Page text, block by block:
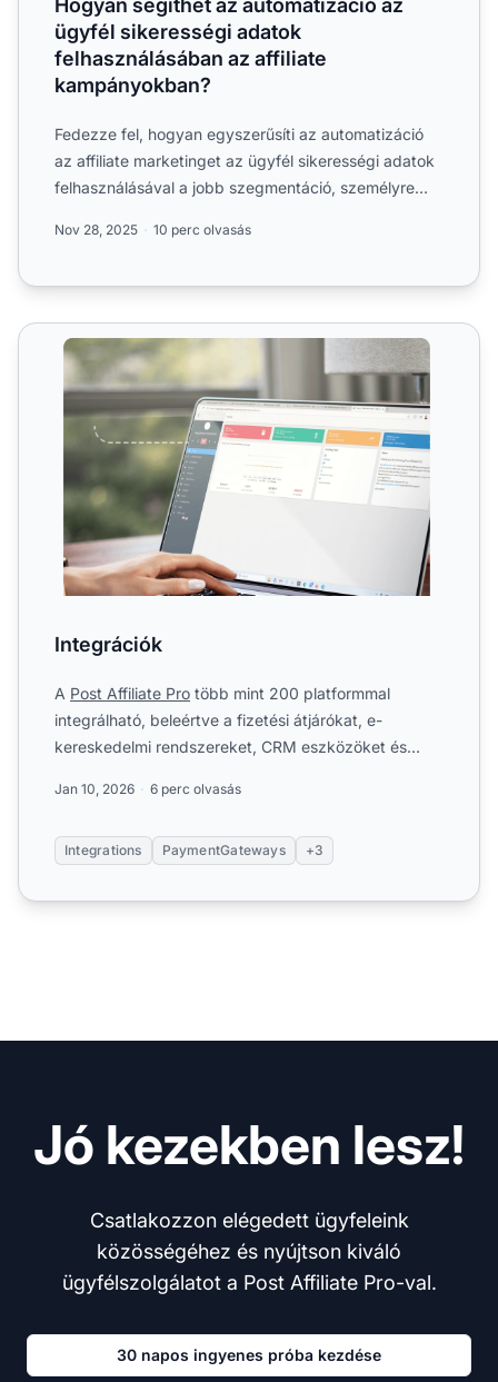
Hogyan segíthet az automatizáció az
ügyfél sikerességi adatok
felhasználásában az affiliate
kampányokban?
Fedezze fel, hogyan egyszerűsíti az automatizáció
az affiliate marketinget az ügyfél sikerességi adatok
felhasználásával a jobb szegmentáció, személyre
Nov 28, 2025 10 perc olvasás
Integrációk
Integrációk
A Post Affiliate Pro több mint 200 platformmal
integrálható, beleértve a fizetési átjárókat, e-
kereskedelmi rendszereket, CRM eszközöket és
Jan 10, 2026 6 perc olvasás
Integrations PaymentGateways +3
Jó kezekben lesz!
Csatlakozzon elégedett ügyfeleink
közösségéhez és nyújtson kiváló
ügyfélszolgálatot a Post Affiliate Pro-val.
30 napos ingyenes próba kezdése